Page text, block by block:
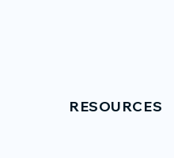
RESOURCES